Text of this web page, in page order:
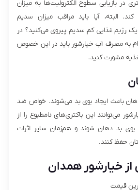
در بازیابی سطوح الکترولیت‌ها به میزان
البته، آیا باید مراقب میزان سدیم
یک رژیم غذایی کم سدیم پیروی می‌کنید؟ در
به مصرف آب خیارشور باید در این خصوص
مشورت کنید.
باعث ایجاد بوی بد می‌شوند. خواص ضد
می‌توانند این باکتری‌های نامطبوع را از
بوی بد دهان شوند و هم‌زمان سایر اثرات
حفظ کنند.
از خیارشور همدان